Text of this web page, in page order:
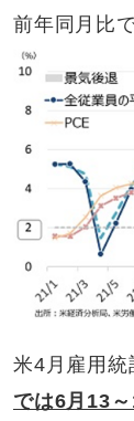
前年同月比
米4月雇用統
では6月13